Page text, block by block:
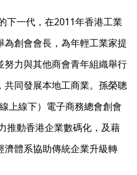
下一代，在2011年香港工業
創會會長，為年輕工業家提
力與其他商會青年組織舉行
同發展本地工商業。孫榮聰
上線下）電子商務總會創會
推動香港企業數碼化，及藉
體系協助傳統企業升級轉